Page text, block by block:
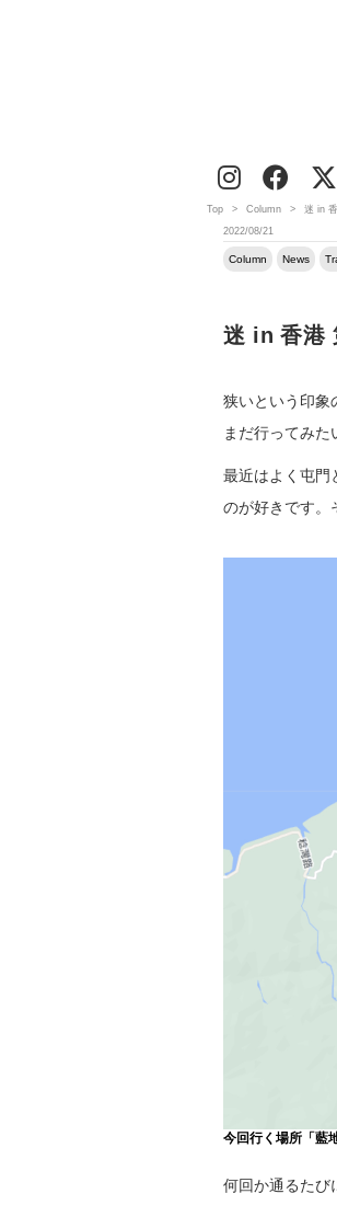
Top > Column >
迷 in
2022/08/21
Column News
迷 in 香港
狭いという印象
まだ行ってみた
最近はよく屯門
のが好きです。
今回行く場所「藍
何回か通るたび